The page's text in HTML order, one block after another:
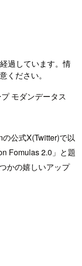
過しています。情
ください。
モダンデータス
公式X(Twitter)で以
Fomulas 2.0」と題
かの嬉しいアップ